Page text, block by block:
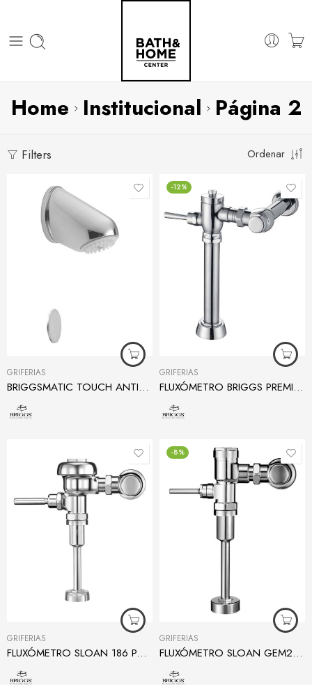
Home Institucional Página 2
Filters Ordenar
GRIFERÍAS
BRIGGSMATIC TOUCH ANTIVANDÁLICA PARA DUCHA
-12%
GRIFERÍAS
FLUXÓMETRO BRIGGS PREMIUM PARA INODORO
GRIFERÍAS
FLUXÓMETRO SLOAN 186 PARA URINARIO 0.5 LITROS
-8%
GRIFERÍAS
FLUXÓMETRO SLOAN GEM2 186 HEU PARA URINARIO